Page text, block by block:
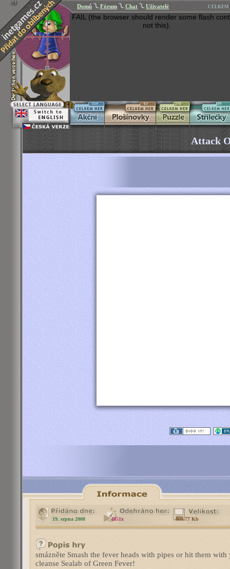
Domů Fórum Chat Uživatelé CELKEM
FAIL (the browser should render some flash
not this).
554 63 270 269
Attack
19. srpna 2008 4851x 809.77 Kb
smázněte Smash the fever heads with pipes or hit them with
cleanse Sealab of Green Fever!